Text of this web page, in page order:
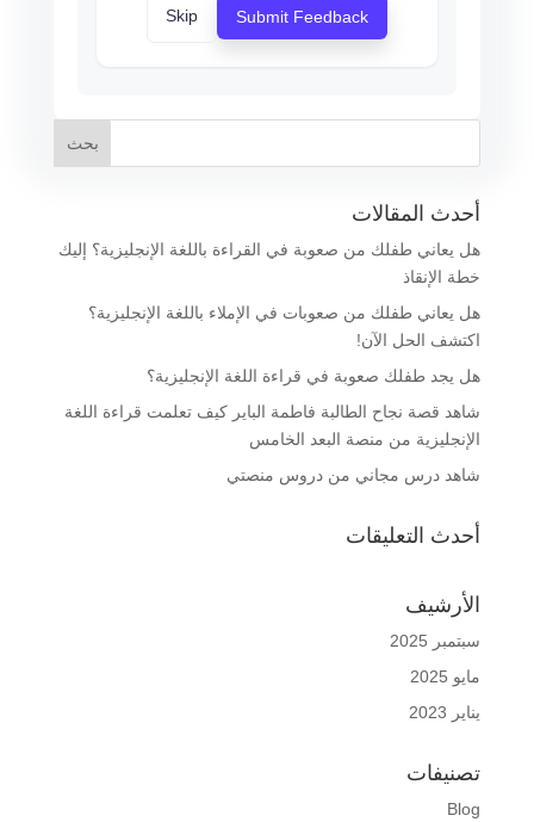
Submit Feedback
Skip
أحدث المقالات
هل يعاني طفلك من صعوبة في القراءة باللغة الإنجليزية؟ إليك
خطة الإنقاذ
هل يعاني طفلك من صعوبات في الإملاء باللغة الإنجليزية؟
اكتشف الحل الآن!
هل يجد طفلك صعوبة في قراءة اللغة الإنجليزية؟
شاهد قصة نجاح الطالبة فاطمة الباير كيف تعلمت قراءة اللغة
الإنجليزية من منصة البعد الخامس
شاهد درس مجاني من دروس منصتي
أحدث التعليقات
الأرشيف
سبتمبر 2025
مايو 2025
يناير 2023
تصنيفات
Blog